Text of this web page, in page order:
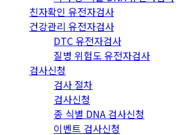
친자확인 유전자검사
건강관리 유전자검사
DTC 유전자검사
질병 위험도 유전자검사
검사신청
검사 절차
검사신청
종 식별 DNA 검사신청
이벤트 검사신청